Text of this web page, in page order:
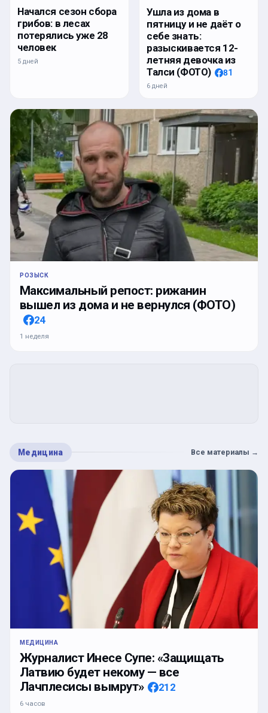
Начался сезон сбора
грибов: в лесах
потерялись уже 28
человек
5 дней
Ушла из дома в
пятницу и не даёт о
себе знать:
разыскивается 12-
летняя девочка из
Талси (ФОТО)
81
6 дней
РОЗЫСК
Максимальный репост: рижанин
вышел из дома и не вернулся (ФОТО)
24
1 неделя
Медицина Все материалы →
МЕДИЦИНА
Журналист Инесе Супе: «Защищать
Латвию будет некому — все
Лачплесисы вымрут»
212
6 часов